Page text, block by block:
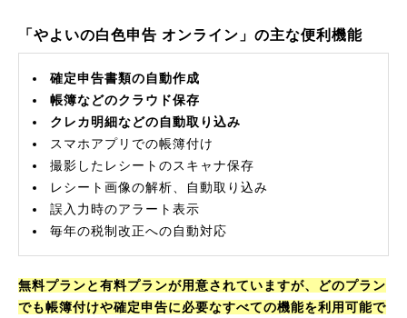
「やよいの白色申告 オンライン」の主な便利機能
確定申告書類の自動作成
帳簿などのクラウド保存
クレカ明細などの自動取り込み
スマホアプリでの帳簿付け
撮影したレシートのスキャナ保存
レシート画像の解析、自動取り込み
誤入力時のアラート表示
毎年の税制改正への自動対応
無料プランと有料プランが用意されていますが、どのプラン
でも帳簿付けや確定申告に必要なすべての機能を利用可能で